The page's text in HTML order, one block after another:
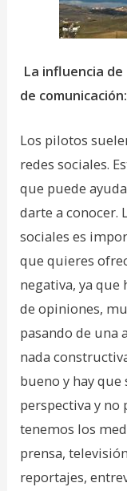
La influencia
de comunicación:
Los pilotos
redes sociales.
que puede
darte a conocer.
sociales es
que quieres
negativa, ya
de opiniones,
pasando de una
nada
bueno y hay
perspectiva y no
tenemos los
prensa,
reportajes,